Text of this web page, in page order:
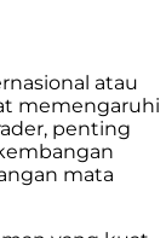
atau
memengaruhi
penting
mata